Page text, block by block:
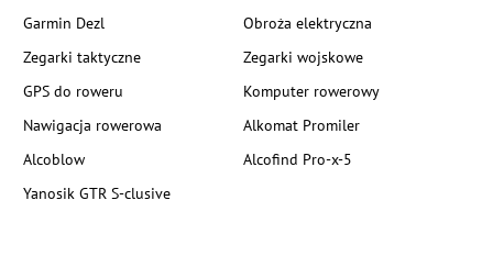
Garmin Dezl
Obroża elektryczna
Zegarki taktyczne
Zegarki wojskowe
GPS do roweru
Komputer rowerowy
Nawigacja rowerowa
Alkomat Promiler
Alcoblow
Alcofind Pro-x-5
Yanosik GTR S-clusive